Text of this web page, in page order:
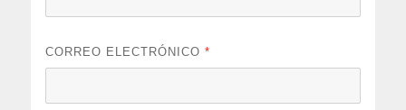
CORREO ELECTRÓNICO*